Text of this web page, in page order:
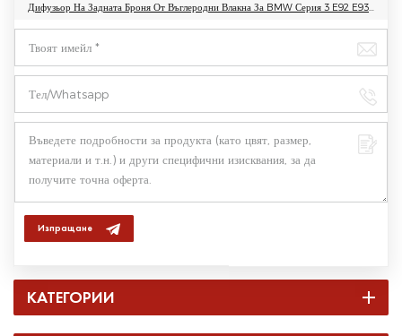
Дифузьор На Задната Броня От Въглеродни Влакна За BMW Серия 3 E92 E93 M3 Долна Броня Спойлер Комплект Каросерия
Изпращане
КАТЕГОРИИ